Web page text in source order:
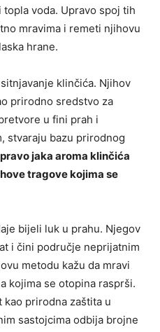
voda. Upravo spoj tih
mravima i remeti njihovu
hrane.
klinčića. Njihov
prirodno sredstvo za
u fini prah i
stvaraju bazu prirodnog
jaka aroma klinčića
tragove kojima se
bijeli luk u prahu. Njegov
i čini područje neprijatnim
metodu kažu da mravi
kojima se otopina rasprši.
kao prirodna zaštita u
sastojcima odbija brojne